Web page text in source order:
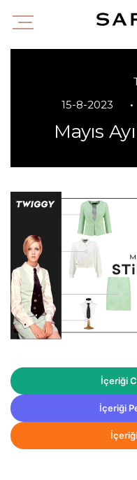
15-8-2023
•
Mayıs
İçeriği
İçeriği